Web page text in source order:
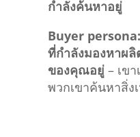
กำลังค้นหาอยู่
Buyer persona:
ที่กำลังมองหาผ
ของคุณอยู่ – เข
พวกเขาค้นหาสิ่ง